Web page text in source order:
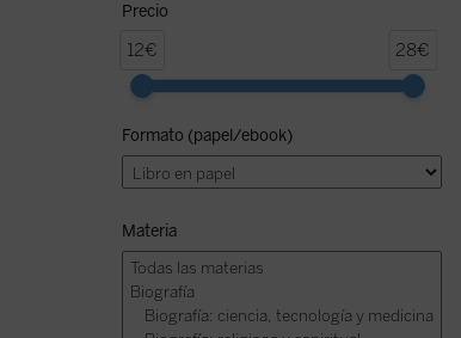
Precio
12€ 28€
Formato (papel/ebook)
Materia